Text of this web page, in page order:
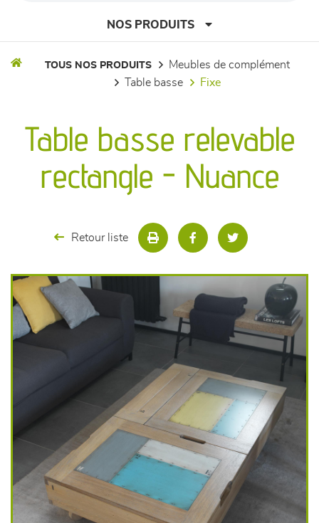
NOS PRODUITS
séjours
meubles de complément
décoration
TOUS NOS PRODUITS
meubles de complément
table basse
fixe
Table basse relevable
rectangle - Nuance
Retour liste